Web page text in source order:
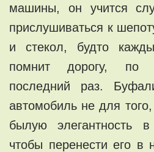
машины, он учится
прислушиваться к
и стекол, будто
помнит дорогу, по
последний раз.
автомобиль не для
былую элегантность
чтобы перенести его в